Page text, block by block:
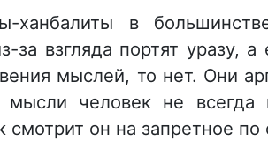
ханбалиты в
за взгляда портят уразу,
мыслей, то нет. Они
мысли человек не всегда
смотрит он на запретное по